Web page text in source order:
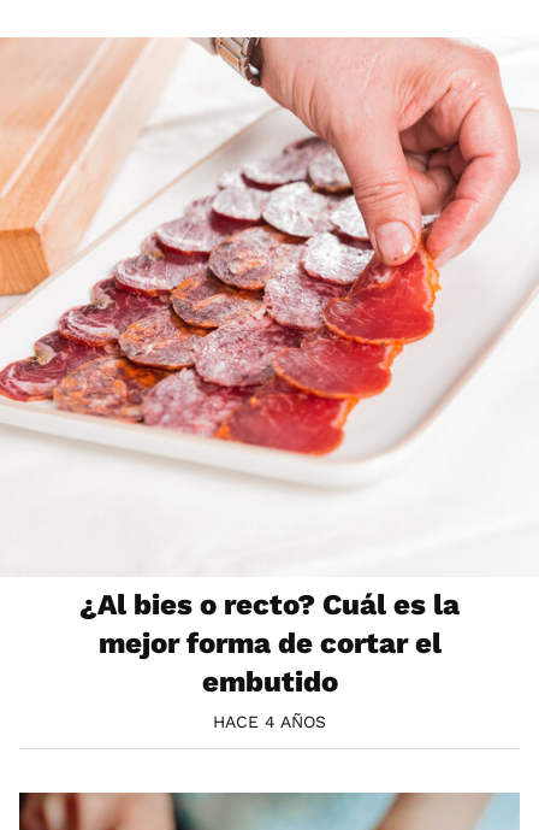
¿Al bies o recto? Cuál es la
mejor forma de cortar el
embutido
HACE 4 AÑOS